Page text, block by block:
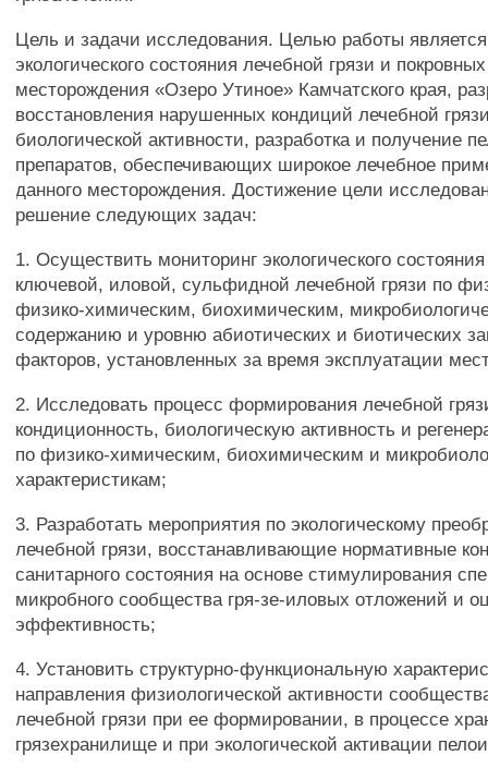
Цель и задачи исследования. Целью работы
экологического состояния лечебной грязи и
месторождения «Озеро Утиное» Камчатского края,
восстановления нарушенных кондиций лечебной
биологической активности, разработка и получение
препаратов, обеспечивающих широкое лечебное
данного месторождения. Достижение цели
решение следующих задач:
1. Осуществить мониторинг экологического
ключевой, иловой, сульфидной лечебной грязи по
физико-химическим, биохимическим,
содержанию и уровню абиотических и биотических
факторов, установленных за время эксплуатации
2. Исследовать процесс формирования лечебной
кондиционность, биологическую активность и
по физико-химическим, биохимическим и
характеристикам;
3. Разработать мероприятия по экологическому
лечебной грязи, восстанавливающие нормативные
санитарного состояния на основе стимулирования
микробного сообщества гря-зе-иловых отложений и
эффективность;
4. Установить структурно-функциональную
направления физиологической активности
лечебной грязи при ее формировании, в процессе
грязехранилище и при экологической активации